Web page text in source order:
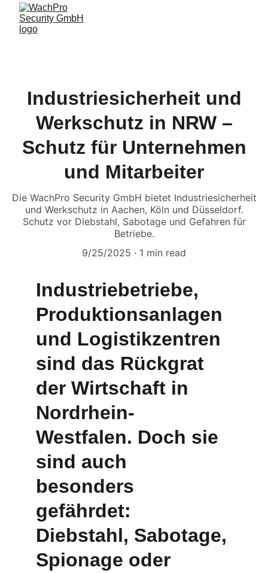
Industriesicherheit und
Werkschutz in NRW –
Schutz für Unternehmen
und Mitarbeiter
Die WachPro Security GmbH bietet Industriesicherheit
und Werkschutz in Aachen, Köln und Düsseldorf.
Schutz vor Diebstahl, Sabotage und Gefahren für
Betriebe.
9/25/2025
1 min read
Industriebetriebe,
Produktionsanlagen
und Logistikzentren
sind das Rückgrat
der Wirtschaft in
Nordrhein-
Westfalen. Doch sie
sind auch
besonders
gefährdet:
Diebstahl, Sabotage,
Spionage oder